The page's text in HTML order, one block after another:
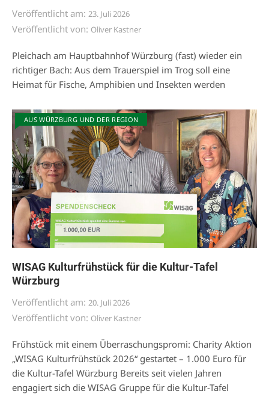
Veröffentlicht am: 23. Juli 2026
Veröffentlicht von: Oliver Kastner
Pleichach am Hauptbahnhof Würzburg (fast) wieder ein
richtiger Bach: Aus dem Trauerspiel im Trog soll eine
Heimat für Fische, Amphibien und Insekten werden
AUS WÜRZBURG UND DER REGION
WISAG Kulturfrühstück für die Kultur-Tafel
Würzburg
Veröffentlicht am: 20. Juli 2026
Veröffentlicht von: Oliver Kastner
Frühstück mit einem Überraschungspromi: Charity Aktion
„WISAG Kulturfrühstück 2026“ gestartet – 1.000 Euro für
die Kultur-Tafel Würzburg Bereits seit vielen Jahren
engagiert sich die WISAG Gruppe für die Kultur-Tafel